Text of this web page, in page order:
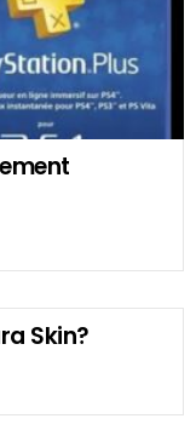
Skin?